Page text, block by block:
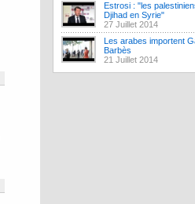
Estrosi : "les
Djihad en Syrie"
27 Juillet 2014
Les arabes importent
Barbès
21 Juillet 2014